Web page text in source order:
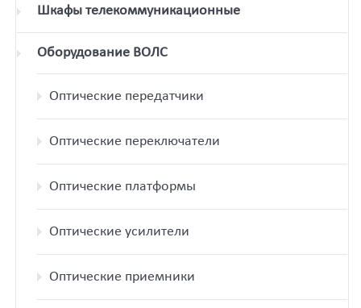
Шкафы телекоммуникационные
Оборудование ВОЛС
Оптические передатчики
Оптические переключатели
Оптические платформы
Оптические усилители
Оптические приемники